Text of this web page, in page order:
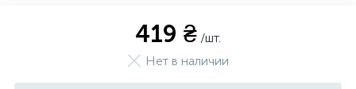
419 ₴ /шт.
Нет в наличии